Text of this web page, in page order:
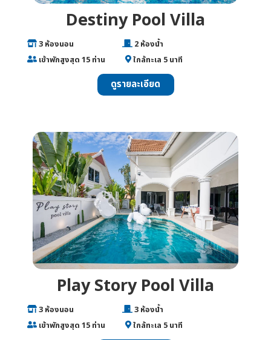
Destiny Pool Villa
3 ห้องนอน ________________
2 ห้องน้ำ
เข้าพักสูงสุด 15 ท่าน ______ ใกล้ทะเล 5 นาที
ดูรายละเอียด
Play Story Pool Villa
3 ห้องนอน ________________
3 ห้องน้ำ
เข้าพักสูงสุด 15 ท่าน ______ ใกล้ทะเล 5 นาที